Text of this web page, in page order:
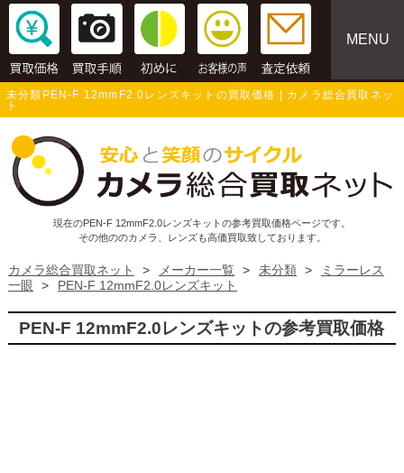
MENU
未分類PEN-F 12mmF2.0レンズキットの買取価格 | カメラ総合買取ネッ
ト
現在のPEN-F 12mmF2.0レンズキットの参考買取価格ページです。
その他ののカメラ、レンズも高価買取致しております。
カメラ総合買取ネット > メーカー一覧 > 未分類 >
ミラーレス
一眼
> PEN-F 12mmF2.0レンズキット
PEN-F 12mmF2.0レンズキットの参考買取価格